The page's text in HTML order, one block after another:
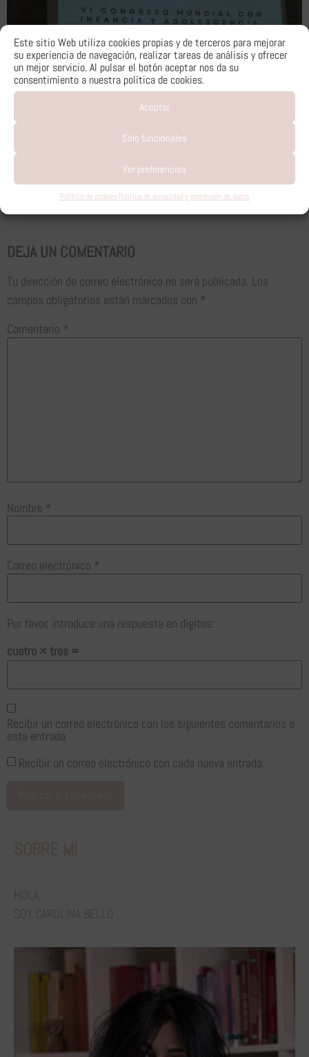
Este sitio Web utiliza cookies propias y de terceros para mejorar
su experiencia de navegación, realizar tareas de análisis y ofrecer
un mejor servicio. Al pulsar el botón aceptar nos da su
consentimiento a nuestra política de cookies.
Aceptar
Solo funcionales
Ver preferencias
Política de cookiesPolítica de privacidad y protección de datos
VI Congreso Mundial con Infancia y Adolescencia “Educar para la
Felicidad”
DEJA UN COMENTARIO
Tu dirección de correo electrónico no será publicada. Los
campos obligatorios están marcados con *
Comentario *
Nombre *
Correo electrónico *
Por favor, introduce una respuesta en dígitos:
cuatro × tres =
Recibir un correo electrónico con los siguientes comentarios a
esta entrada.
Recibir un correo electrónico con cada nueva entrada.